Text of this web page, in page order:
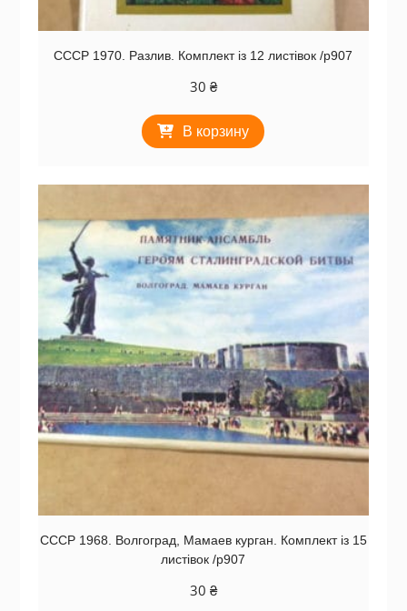
СССР 1970. Разлив. Комплект із 12 листівок /р907
30 ₴
В корзину
СССР 1968. Волгоград, Мамаев курган. Комплект із 15
листівок /р907
30 ₴